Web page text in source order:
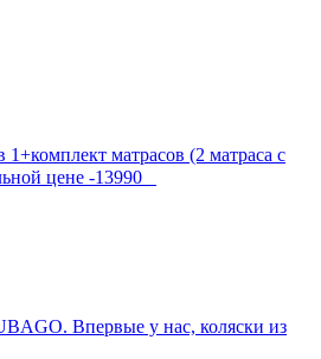
матрасов (2 матраса с
цене -13990⠀
Впервые у нас, коляски из